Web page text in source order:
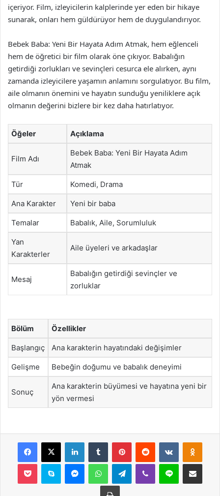
içeriyor. Film, izleyicilerin kalplerinde yer eden bir hikaye
sunarak, onları hem güldürüyor hem de duygulandırıyor.
Bebek Baba: Yeni Bir Hayata Adım Atmak, hem eğlenceli
hem de öğretici bir film olarak öne çıkıyor. Babalığın
getirdiği zorlukları ve sevinçleri cesurca ele alırken, aynı
zamanda izleyicilere yaşamın anlamını sorgulatıyor. Bu film,
aile olmanın önemini ve hayatın sunduğu yeniliklere açık
olmanın değerini bizlere bir kez daha hatırlatıyor.
Öğeler Açıklama
Film Adı
Bebek Baba: Yeni Bir Hayata Adım
Atmak
Tür Komedi, Drama
Ana Karakter Yeni bir baba
Temalar Babalık, Aile, Sorumluluk
Yan
Karakterler
Aile üyeleri ve arkadaşlar
Mesaj
Babalığın getirdiği sevinçler ve
zorluklar
Bölüm Özellikler
Başlangıç Ana karakterin hayatındaki değişimler
Gelişme Bebeğin doğumu ve babalık deneyimi
Sonuç
Ana karakterin büyümesi ve hayatına yeni bir
yön vermesi
Facebook
X LinkedInTumblr PinterestReddit VKontakte
Pocket Skype MessengerWhatsAppTelegramViber Line E-Posta ile
Yazdır